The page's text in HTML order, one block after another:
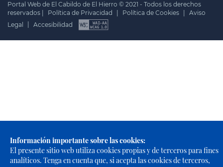
Información importante sobre las cookies:
El presente sitio web utiliza cookies propias y de terceros para fines
analíticos. Tenga en cuenta que, si acepta las cookies de terceros,
Portal Web de El Cabildo de El Hierro © 2021 - Todos los derechos
reservados |
Política de Privacidad Política de Cookies
Aviso
Legal
Accesibilidad